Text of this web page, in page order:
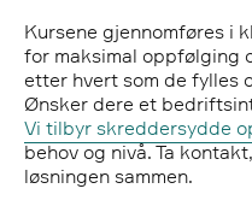
Kursene gjennomføres i
for maksimal oppfølging
etter hvert som de fylles
Ønsker dere et
Vi tilbyr skreddersydde
behov og nivå. Ta
løsningen sammen.